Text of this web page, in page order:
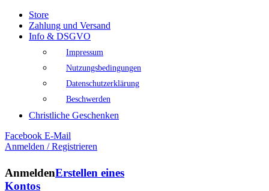
Store
Zahlung und Versand
Info & DSGVO
Impressum
Nutzungsbedingungen
Datenschutzerklärung
Beschwerden
Christliche Geschenken
Facebook E-Mail
Anmelden / Registrieren
AnmeldenErstellen eines
Kontos